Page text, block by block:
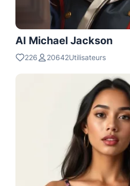
AI Michael Jackson
226 20642Utilisateurs